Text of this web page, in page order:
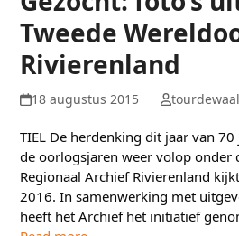
Tweede
Rivierenland
18 augustus 2015
TIEL De herdenking dit jaar van
de oorlogsjaren weer volop onder
Regionaal Archief Rivierenland
2016. In samenwerking met
heeft het Archief het initiatief